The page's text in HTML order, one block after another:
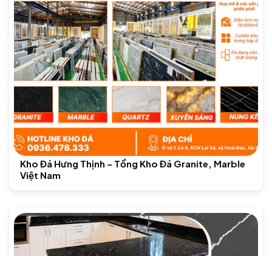
Kho Đá Hưng Thịnh – Tổng Kho Đá Granite, Marble
Việt Nam